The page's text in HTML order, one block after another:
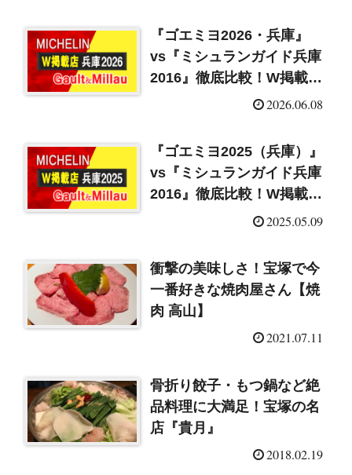
『ゴエミヨ2026・兵庫』
vs『ミシュランガイド兵庫
2016』徹底比較！W掲載店
2026.06.08
『ゴエミヨ2025（兵庫）』
vs『ミシュランガイド兵庫
2016』徹底比較！W掲載店
2025.05.09
衝撃の美味しさ！宝塚で今
一番好きな焼肉屋さん【焼
肉 高山】
2021.07.11
骨折り餃子・もつ鍋など絶
品料理に大満足！宝塚の名
店『貴月』
2018.02.19